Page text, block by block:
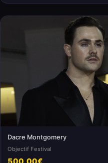
Dacre Montgomery
Objectif Festival